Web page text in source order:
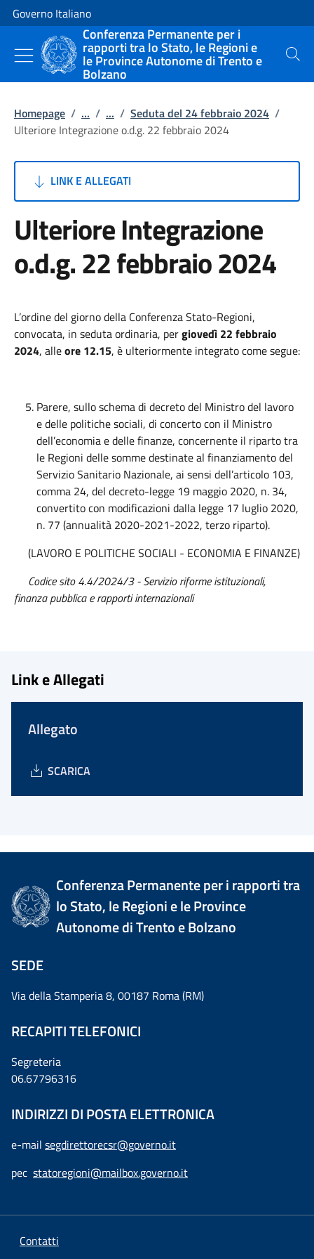
Vai al contenuto
Vai alla navigazione del sito
Governo Italiano
Conferenza Permanente per i
rapporti tra lo Stato, le Regioni e
le Province Autonome di Trento e
Bolzano
Cerca
Homepage / ... / ... / Seduta del 24 febbraio 2024 /
Ulteriore Integrazione o.d.g. 22 febbraio 2024
LINK E ALLEGATI
Ulteriore Integrazione
o.d.g. 22 febbraio 2024
L’ordine del giorno della Conferenza Stato-Regioni,
convocata, in seduta ordinaria, pergiovedì 22 febbraio
2024, alleore 12.15, è ulteriormente integrato come segue:
Parere, sullo schema di decreto del Ministro del lavoro
e delle politiche sociali, di concerto con il Ministro
dell’economia e delle finanze, concernente il riparto tra
le Regioni delle somme destinate al finanziamento del
Servizio Sanitario Nazionale, ai sensi dell’articolo 103,
comma 24, del decreto-legge 19 maggio 2020, n. 34,
convertito con modificazioni dalla legge 17 luglio 2020,
n. 77 (annualità 2020-2021-2022, terzo riparto).
(LAVORO E POLITICHE SOCIALI - ECONOMIA E FINANZE)
Codice sito 4.4/2024/3 - Servizio riforme istituzionali,
finanza pubblica e rapporti internazionali
Link e Allegati
Allegato
SCARICA
Conferenza Permanente per i rapporti tra
lo Stato, le Regioni e le Province
Autonome di Trento e Bolzano
SEDE
Via della Stamperia 8, 00187 Roma (RM)
RECAPITI TELEFONICI
Segreteria
06.67796316
INDIRIZZI DI POSTA ELETTRONICA
e-mail segdirettorecsr@governo.it
pec statoregioni@mailbox.governo.it
Contatti